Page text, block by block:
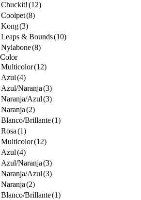
Chuckit!(12)
Coolpet(8)
Kong(3)
Leaps & Bounds(10)
Nylabone(8)
Color
Multicolor(12)
Azul(4)
Azul/Naranja(3)
Naranja/Azul(3)
Naranja(2)
Blanco/Brillante(1)
Rosa(1)
Multicolor(12)
Azul(4)
Azul/Naranja(3)
Naranja/Azul(3)
Naranja(2)
Blanco/Brillante(1)